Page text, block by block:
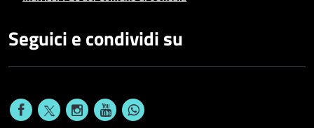
Seguici e condividi su